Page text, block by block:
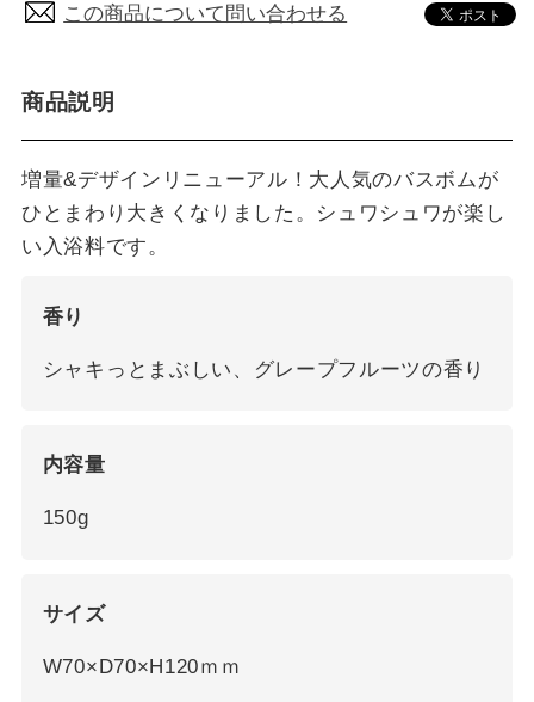
この商品について問い合わせる
商品説明
増量&デザインリニューアル！大人気のバスボムが
ひとまわり大きくなりました。シュワシュワが楽し
い入浴料です。
香り
シャキっとまぶしい、グレープフルーツの香り
内容量
150g
サイズ
W70×D70×H120ｍｍ